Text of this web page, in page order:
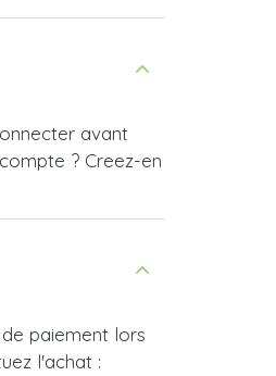
avant
? Creez-en
paiement lors
l'achat :